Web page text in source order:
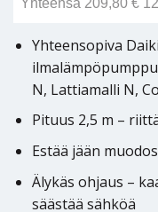
Yhteensä 209,80 €
Yhteensopiva
N, Lattiamalli N,
Pituus 2,5 m –
Estää jään
Älykäs ohjaus –
säästää sähköä